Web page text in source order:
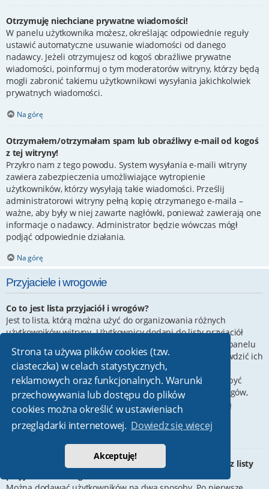
Strona ta używa plików cookies (tzw.
ciasteczka) w celach statystycznych,
reklamowych oraz funkcjonalnych. Warunki
przechowywania lub dostępu do plików
cookies można określić w ustawieniach
przeglądarki internetowej. Dowiedz się więcej
Akceptuję!
Otrzymuję niechciane prywatne wiadomości!
W panelu użytkownika możesz, określając odpowiednie reguły
ustawić automatyczne usuwanie wiadomości od danego
nadawcy. Jeżeli otrzymujesz od kogoś obraźliwe prywatne
wiadomości, poinformuj o tym moderatorów witryny, którzy będą
mogli zabronić takiemu użytkownikowi wysyłania jakichkolwiek
prywatnych wiadomości.
Na górę
Otrzymałem/otrzymałam spam lub obraźliwy e-mail od kogoś
z tej witryny!
Przykro nam z tego powodu. System wysyłania e-maili witryny
zawiera zabezpieczenia umożliwiające wytropienie
użytkowników, którzy wysyłają takie wiadomości. Prześlij
administratorowi witryny pełną kopię otrzymanego e-maila –
ważne, aby były w niej zawarte nagłówki, ponieważ zawierają one
informacje o nadawcy. Administrator będzie wówczas mógł
podjąć odpowiednie działania.
Na górę
Przyjaciele i wrogowie
Co to jest lista przyjaciół i wrogów?
Jest to lista, którą można użyć do organizowania różnych
użytkowników witryny. Użytkownicy dodani do listy przyjaciół
znajdującej się w panelu
zarządzania kontem. Z tego poziomu można szybko sprawdzić ich
status, a także wysłać prywatną wiadomość. Zależnie od
używanego stylu witryny, posty tych użytkowników mogą być
wyróżniane. Jeśli użytkownik zostanie dodany do listy wrogów,
wszystkie posty przez niego napisane domyślnie nie będą
wyświetlane.
W jaki sposób można dodawać/usuwać użytkowników z listy